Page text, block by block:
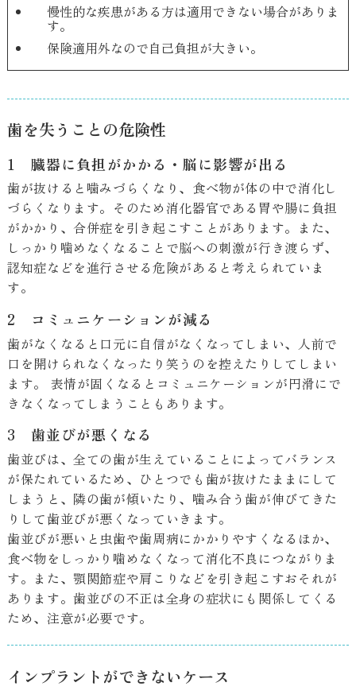
慢性的な疾患がある方は適用できない場合がありま
す。
保険適用外なので自己負担が大きい。
歯を失うことの危険性
1 臓器に負担がかかる・脳に影響が出る
歯が抜けると噛みづらくなり、食べ物が体の中で消化し
づらくなります。そのため消化器官である胃や腸に負担
がかかり、合併症を引き起こすことがあります。また、
しっかり噛めなくなることで脳への刺激が行き渡らず、
認知症などを進行させる危険があると考えられていま
す。
2 コミュニケーションが減る
歯がなくなると口元に自信がなくなってしまい、人前で
口を開けられなくなったり笑うのを控えたりしてしまい
ます。 表情が固くなるとコミュニケーションが円滑にで
きなくなってしまうこともあります。
3 歯並びが悪くなる
歯並びは、全ての歯が生えていることによってバランス
が保たれているため、ひとつでも歯が抜けたままにして
しまうと、隣の歯が傾いたり、噛み合う歯が伸びてきた
りして歯並びが悪くなっていきます。
歯並びが悪いと虫歯や歯周病にかかりやすくなるほか、
食べ物をしっかり噛めなくなって消化不良につながりま
す。また、顎関節症や肩こりなどを引き起こすおそれが
あります。歯並びの不正は全身の症状にも関係してくる
ため、注意が必要です。
インプラントができないケース